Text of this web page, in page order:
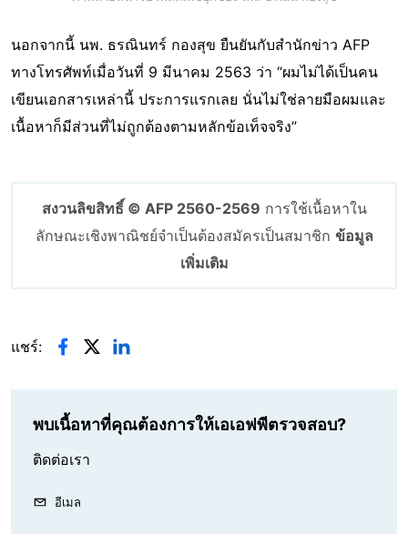
นอกจากนี้ นพ. ธรณินทร์ กองสุข ยืนยันกับสำนักข่าว AFP
ทางโทรศัพท์เมื่อวันที่ 9 มีนาคม 2563 ว่า “ผมไม่ได้เป็นคน
เขียนเอกสารเหล่านี้ ประการแรกเลย นั่นไม่ใช่ลายมือผมและ
เนื้อหาก็มีส่วนที่ไม่ถูกต้องตามหลักข้อเท็จจริง”
สงวนลิขสิทธิ์ © AFP 2560-2569 การใช้เนื้อหาใน
ลักษณะเชิงพาณิชย์จำเป็นต้องสมัครเป็นสมาชิก ข้อมูล
เพิ่มเติม
แชร์:
พบเนื้อหาที่คุณต้องการให้เอเอฟพีตรวจสอบ?
ติดต่อเรา
อีเมล